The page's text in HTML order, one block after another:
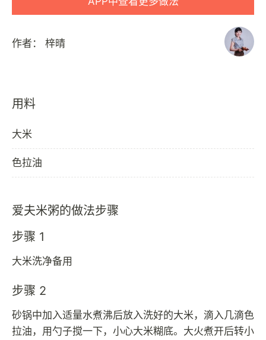
作者： 梓晴
用料
大米
色拉油
爱夫米粥的做法步骤
步骤 1
大米洗净备用
步骤 2
砂锅中加入适量水煮沸后放入洗好的大米，滴入几滴色
拉油，用勺子搅一下，小心大米糊底。大火煮开后转小